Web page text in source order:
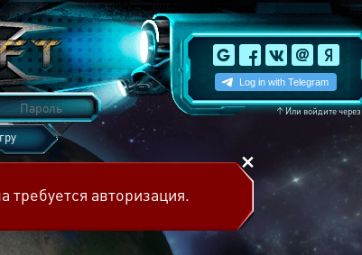
↑Или войдите через
требуется авторизация.